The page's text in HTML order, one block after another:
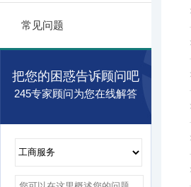
常见问题
把您的困惑告诉顾问吧
245专家顾问为您在线解答